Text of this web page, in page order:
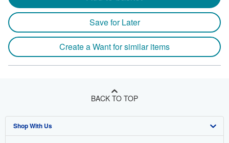
Save for Later
Create a Want for similar items
BACK TO TOP
Shop With Us